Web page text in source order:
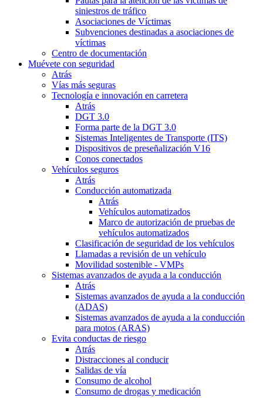
siniestros de tráfico
Asociaciones de Víctimas
Subvenciones destinadas a asociaciones de
víctimas
Centro de documentación
Muévete con seguridad
Atrás
Vías más seguras
Tecnología e innovación en carretera
Atrás
DGT 3.0
Forma parte de la DGT 3.0
Sistemas Inteligentes de Transporte (ITS)
Dispositivos de preseñalización V16
Conos conectados
Vehículos seguros
Atrás
Conducción automatizada
Atrás
Vehículos automatizados
Marco de autorización de pruebas de
vehículos automatizados
Clasificación de seguridad de los vehículos
Llamadas a revisión de un vehículo
Movilidad sostenible - VMPs
Sistemas avanzados de ayuda a la conducción
Atrás
Sistemas avanzados de ayuda a la conducción
(ADAS)
Sistemas avanzados de ayuda a la conducción
para motos (ARAS)
Evita conductas de riesgo
Atrás
Distracciones al conducir
Salidas de vía
Consumo de alcohol
Consumo de drogas y medicación